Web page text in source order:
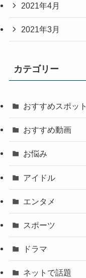
2021年4月
2021年3月
カテゴリー
おすすめスポット
おすすめ動画
お悩み
アイドル
エンタメ
スポーツ
ドラマ
ネットで話題